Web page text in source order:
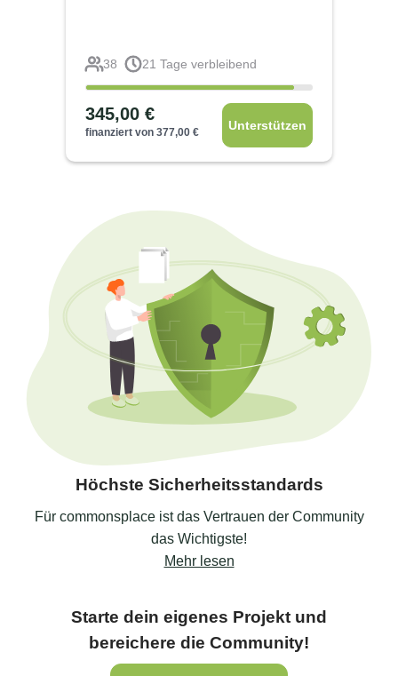
38 21 Tage verbleibend
345,00 €
finanziert von 377,00 € Unterstützen
Höchste Sicherheitsstandards
Für commonsplace ist das Vertrauen der Community
das Wichtigste!
Mehr lesen
Starte dein eigenes Projekt und
bereichere die Community!